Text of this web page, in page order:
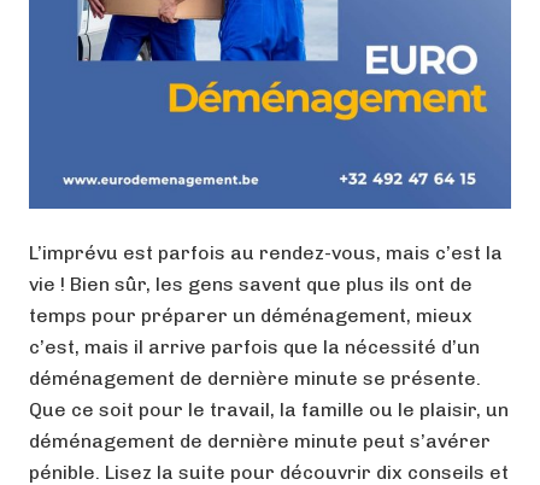
L’imprévu est parfois au rendez-vous, mais c’est la
vie ! Bien sûr, les gens savent que plus ils ont de
temps pour préparer un déménagement, mieux
c’est, mais il arrive parfois que la nécessité d’un
déménagement de dernière minute se présente.
Que ce soit pour le travail, la famille ou le plaisir, un
déménagement de dernière minute peut s’avérer
pénible. Lisez la suite pour découvrir dix conseils et